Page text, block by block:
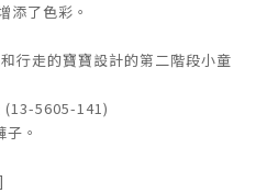
添了色彩。
行走的寶寶設計的第二階段小童
(13-5605-141)
。